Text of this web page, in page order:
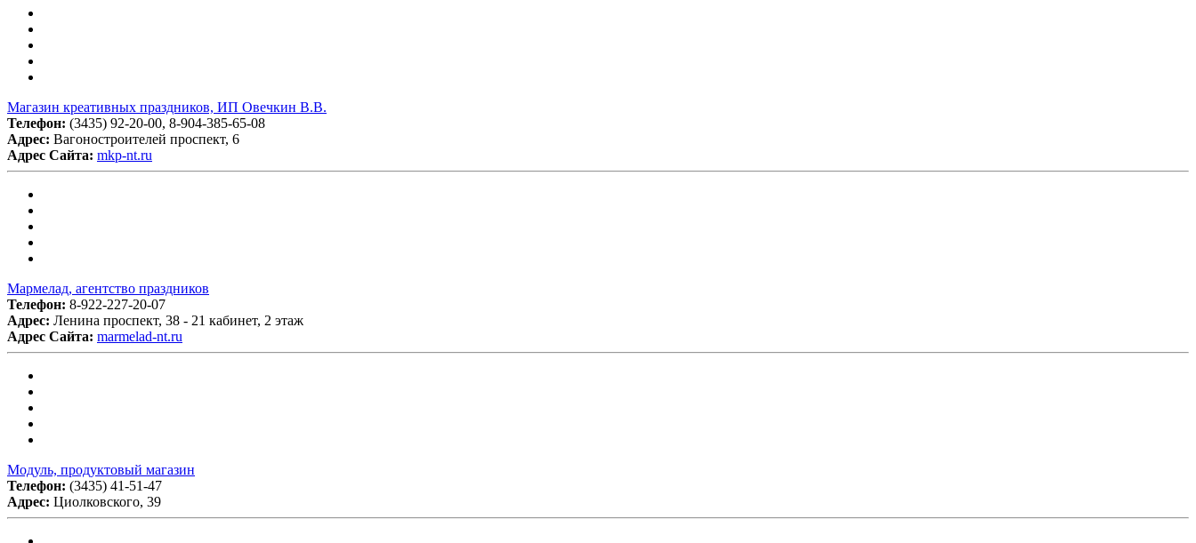
Магазин креативных праздников, ИП Овечкин В.В.
Телефон: (3435) 92-20-00, 8-904-385-65-08
Адрес: Вагоностроителей проспект, 6
Адрес Сайта: mkp-nt.ru
Мармелад, агентство праздников
Телефон: 8-922-227-20-07
Адрес: Ленина проспект, 38 - 21 кабинет, 2 этаж
Адрес Сайта: marmelad-nt.ru
Модуль, продуктовый магазин
Телефон: (3435) 41-51-47
Адрес: Циолковского, 39